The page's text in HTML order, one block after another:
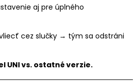
aj pre úplného
cez slučky → tým sa odstráni
UNI vs. ostatné verzie.